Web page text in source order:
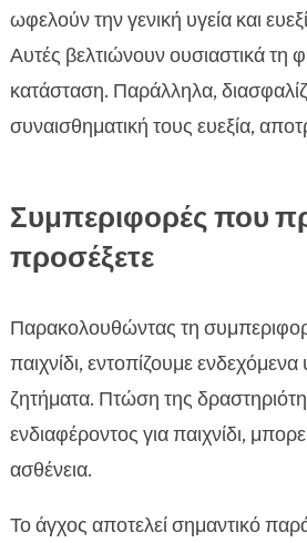
ωφελούν την γενική υγεία και
Αυτές βελτιώνουν ουσιαστικά τη
κατάσταση. Παράλληλα,
συναισθηματική τους ευεξία,
Συμπεριφορές που
προσέξετε
Παρακολουθώντας τη
παιχνίδι, εντοπίζουμε ενδεχόμενα
ζητήματα. Πτώση της
ενδιαφέροντος για παιχνίδι,
ασθένεια.
Το άγχος αποτελεί σημαντικό